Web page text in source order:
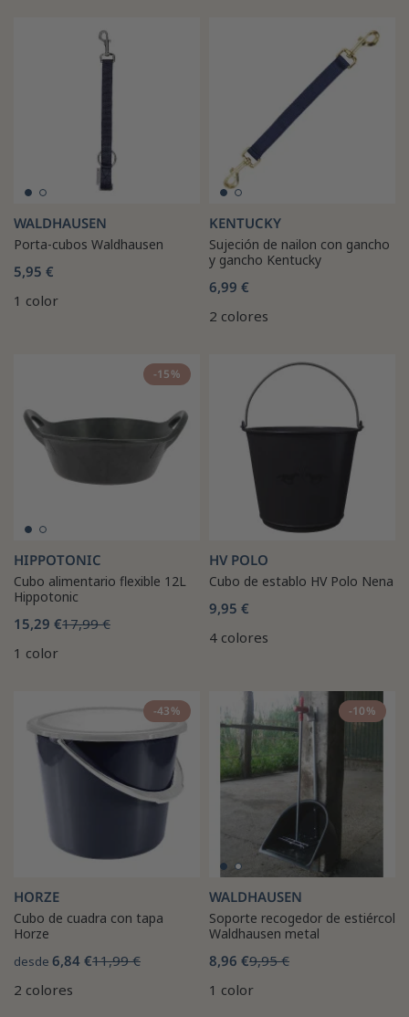
WALDHAUSEN
Porta-cubos Waldhausen
5,95 €
1 color
KENTUCKY
Sujeción de nailon con gancho
y gancho Kentucky
6,99 €
2 colores
-15%
HIPPOTONIC
Cubo alimentario flexible 12L
Hippotonic
15,29 €17,99 €
1 color
HV POLO
Cubo de establo HV Polo Nena
9,95 €
4 colores
-43%
HORZE
Cubo de cuadra con tapa
Horze
desde 6,84 €11,99 €
2 colores
-10%
WALDHAUSEN
Soporte recogedor de estiércol
Waldhausen metal
8,96 €9,95 €
1 color